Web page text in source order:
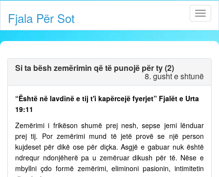
Fjala Për Sot
Si ta bësh zemërimin që të punojë për ty (2)
8. gusht e shtunë
“Është në lavdinë e tij t'i kapërcejë fyerjet” Fjalët e Urta
19:11
Zemërimi i frikëson shumë prej nesh, sepse jemi lënduar
prej tij. Por zemërimi mund të jetë provë se një person
kujdeset për dikë ose për diçka. Asgjë e gabuar nuk është
ndrequr ndonjëherë pa u zemëruar dikush për të. Nëse e
mbyllni çdo formë zemërimi, eliminoni pasionin, intimitetin